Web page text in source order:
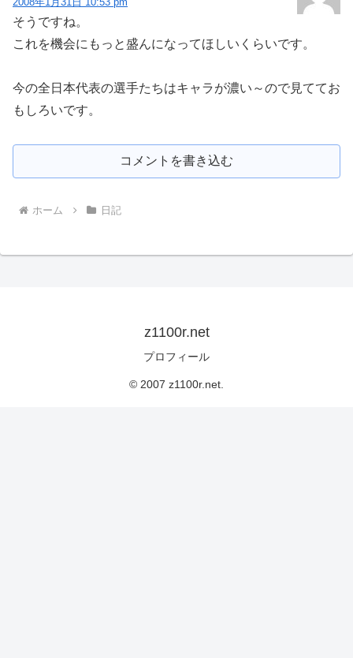
そうですね。
これを機会にもっと盛んになってほしいくらいです。
今の全日本代表の選手たちはキャラが濃い～ので見ててお
もしろいです。
コメントを書き込む
ホーム 日記
z1100r.net
プロフィール
© 2007 z1100r.net.